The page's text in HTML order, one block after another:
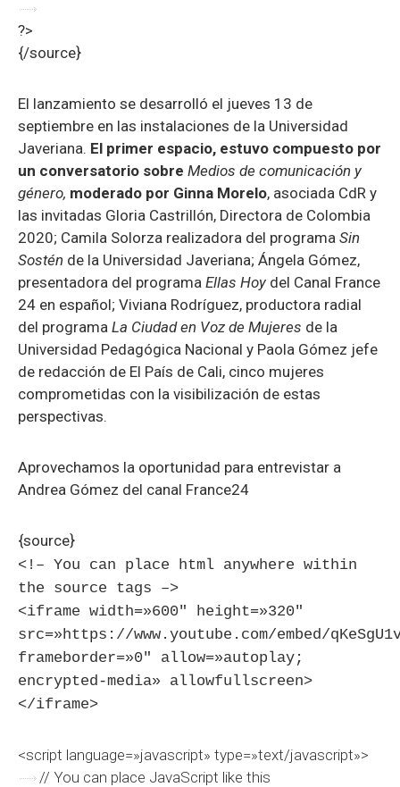
?>
{/source}
El lanzamiento se desarrolló el jueves 13 de
septiembre en las instalaciones de la Universidad
Javeriana. El primer espacio, estuvo compuesto por
un conversatorio sobre Medios de comunicación y
género, moderado por Ginna Morelo, asociada CdR y
las invitadas Gloria Castrillón, Directora de Colombia
2020; Camila Solorza realizadora del programa Sin
Sostén de la Universidad Javeriana; Ángela Gómez,
presentadora del programa Ellas Hoy del Canal France
24 en español; Viviana Rodríguez, productora radial
del programa La Ciudad en Voz de Mujeres de la
Universidad Pedagógica Nacional y Paola Gómez jefe
de redacción de El País de Cali, cinco mujeres
comprometidas con la visibilización de estas
perspectivas.
Aprovechamos la oportunidad para entrevistar a
Andrea Gómez del canal France24
{source}
<!– You can place html anywhere within
the source tags –>
<iframe width=»600″ height=»320″
src=»https://www.youtube.com/embed/
frameborder=»0″ allow=»autoplay;
encrypted-media» allowfullscreen>
</iframe>
<script language=»javascript» type=»text/javascript»>
// You can place JavaScript like this